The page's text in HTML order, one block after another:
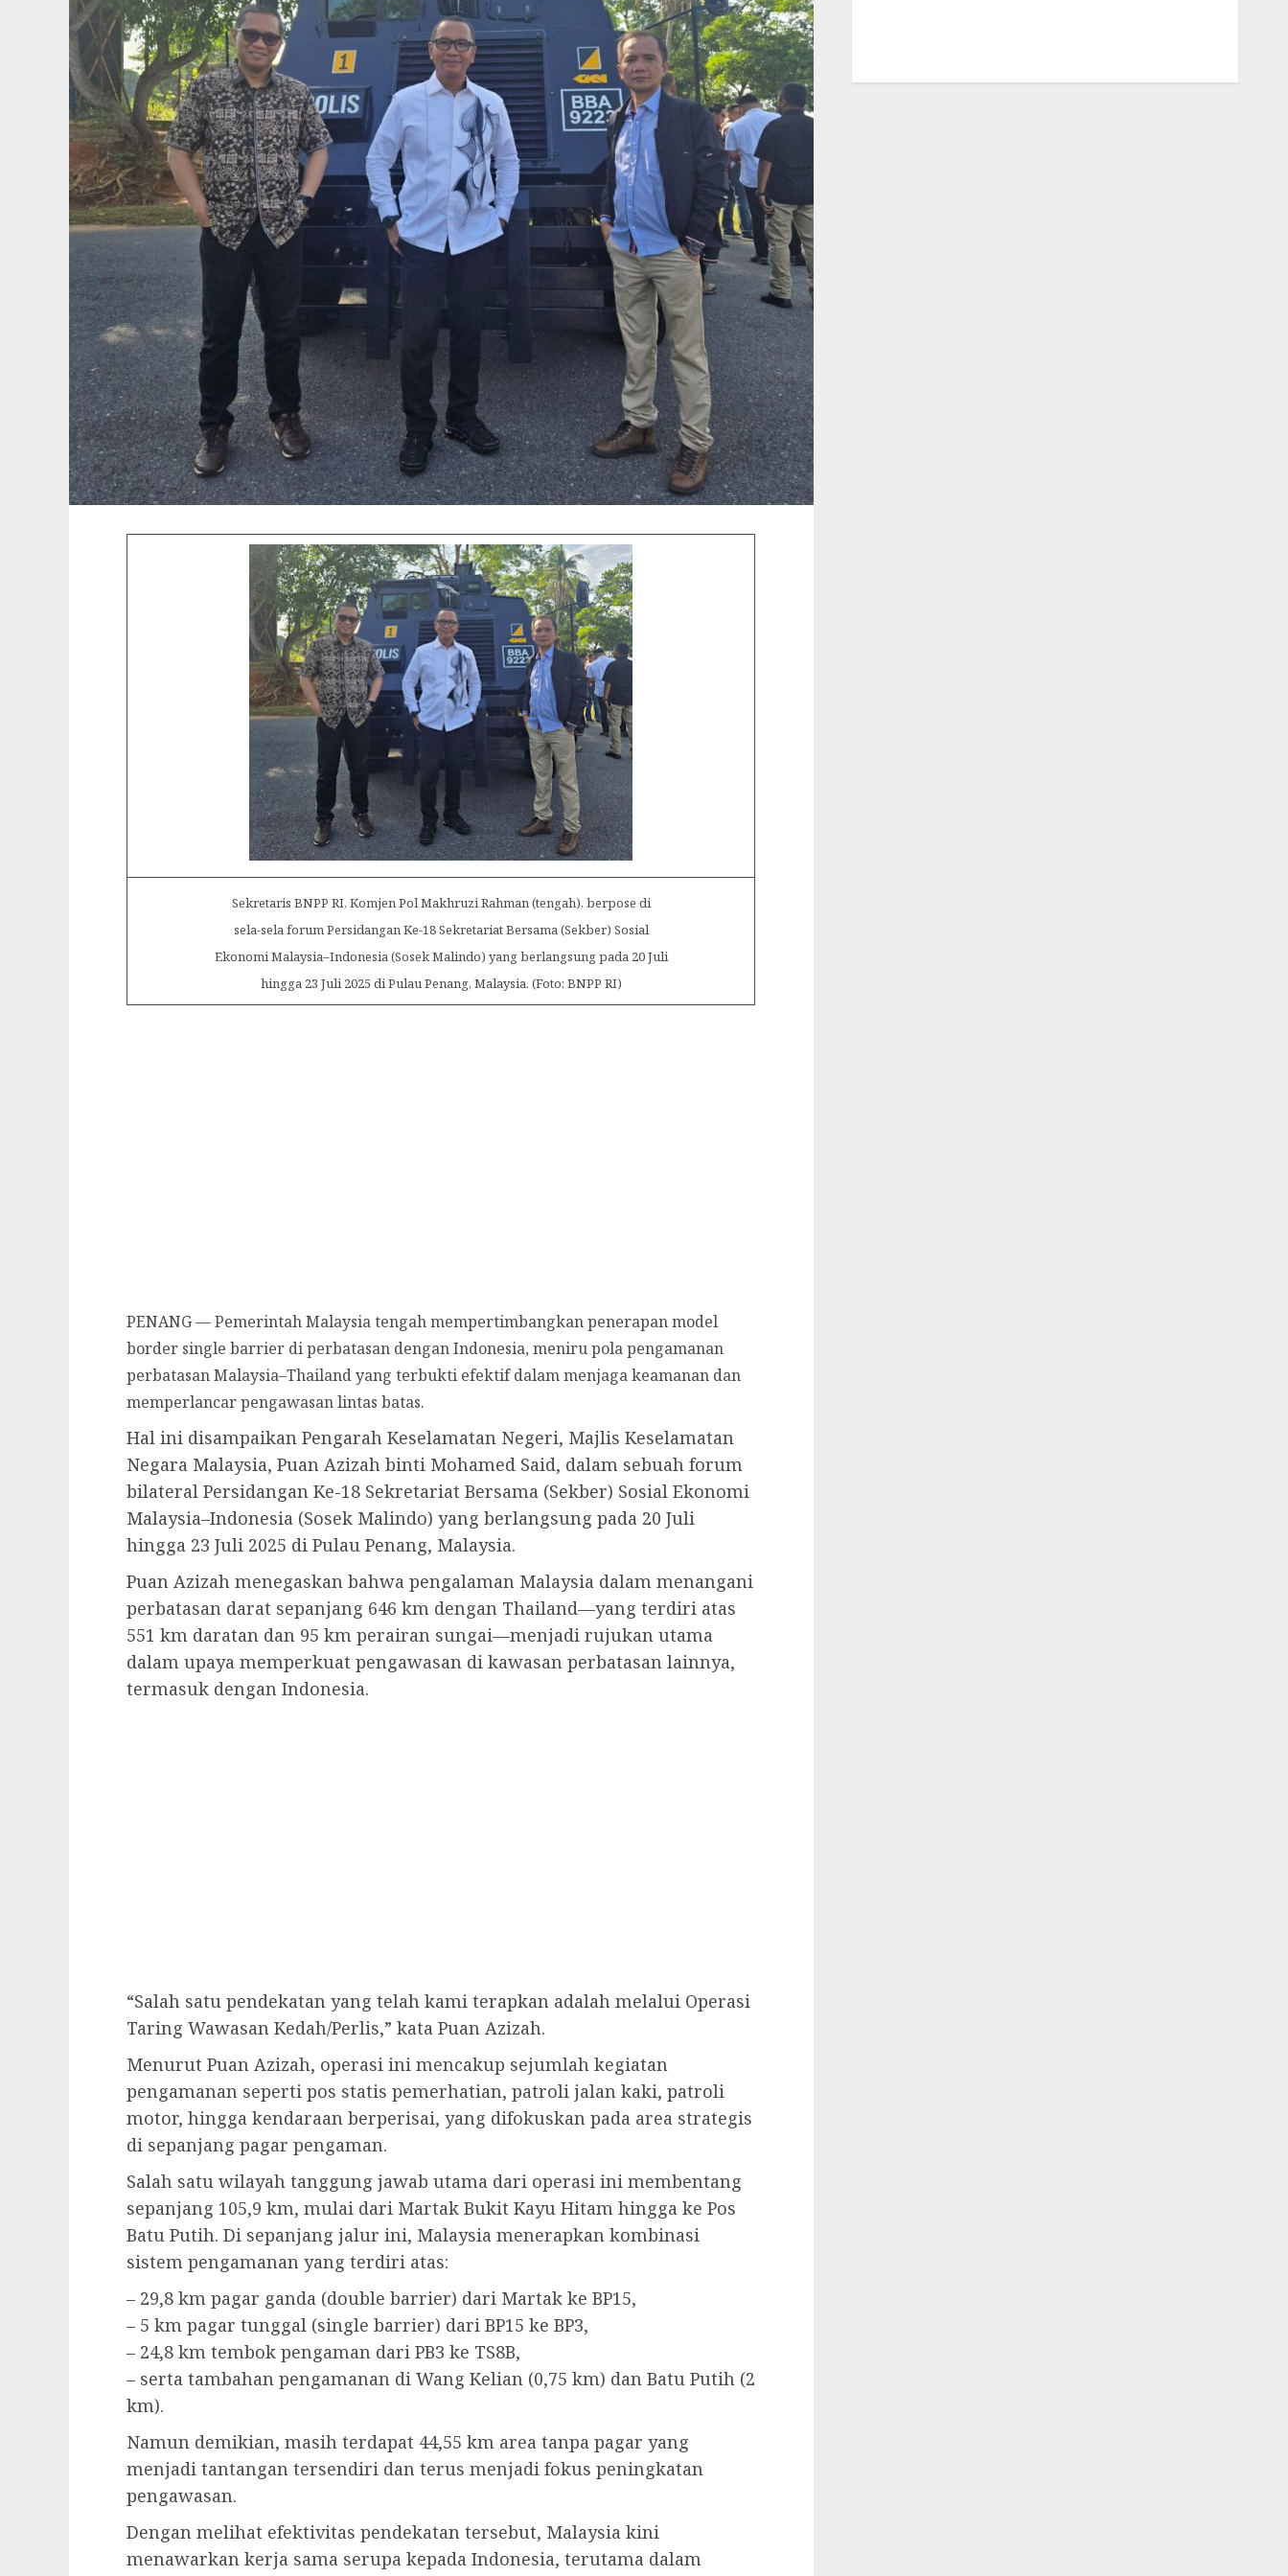
Sekretaris BNPP RI, Komjen Pol Makhruzi Rahman (tengah), berpose di
sela-sela forum Persidangan Ke-18 Sekretariat Bersama (Sekber) Sosial
Ekonomi Malaysia–Indonesia (Sosek Malindo) yang berlangsung pada 20 Juli
hingga 23 Juli 2025 di Pulau Penang, Malaysia. (Foto: BNPP RI)
PENANG — Pemerintah Malaysia tengah mempertimbangkan penerapan model
border single barrier di perbatasan dengan Indonesia, meniru pola pengamanan
perbatasan Malaysia–Thailand yang terbukti efektif dalam menjaga keamanan dan
memperlancar pengawasan lintas batas.
Hal ini disampaikan Pengarah Keselamatan Negeri, Majlis Keselamatan
Negara Malaysia, Puan Azizah binti Mohamed Said, dalam sebuah forum
bilateral Persidangan Ke-18 Sekretariat Bersama (Sekber) Sosial Ekonomi
Malaysia–Indonesia (Sosek Malindo) yang berlangsung pada 20 Juli
hingga 23 Juli 2025 di Pulau Penang, Malaysia.
Puan Azizah menegaskan bahwa pengalaman Malaysia dalam menangani
perbatasan darat sepanjang 646 km dengan Thailand—yang terdiri atas
551 km daratan dan 95 km perairan sungai—menjadi rujukan utama
dalam upaya memperkuat pengawasan di kawasan perbatasan lainnya,
termasuk dengan Indonesia.
“Salah satu pendekatan yang telah kami terapkan adalah melalui Operasi
Taring Wawasan Kedah/Perlis,” kata Puan Azizah.
Menurut Puan Azizah, operasi ini mencakup sejumlah kegiatan
pengamanan seperti pos statis pemerhatian, patroli jalan kaki, patroli
motor, hingga kendaraan berperisai, yang difokuskan pada area strategis
di sepanjang pagar pengaman.
Salah satu wilayah tanggung jawab utama dari operasi ini membentang
sepanjang 105,9 km, mulai dari Martak Bukit Kayu Hitam hingga ke Pos
Batu Putih. Di sepanjang jalur ini, Malaysia menerapkan kombinasi
sistem pengamanan yang terdiri atas:
– 29,8 km pagar ganda (double barrier) dari Martak ke BP15,
– 5 km pagar tunggal (single barrier) dari BP15 ke BP3,
– 24,8 km tembok pengaman dari PB3 ke TS8B,
– serta tambahan pengamanan di Wang Kelian (0,75 km) dan Batu Putih (2
km).
Namun demikian, masih terdapat 44,55 km area tanpa pagar yang
menjadi tantangan tersendiri dan terus menjadi fokus peningkatan
pengawasan.
Dengan melihat efektivitas pendekatan tersebut, Malaysia kini
menawarkan kerja sama serupa kepada Indonesia, terutama dalam